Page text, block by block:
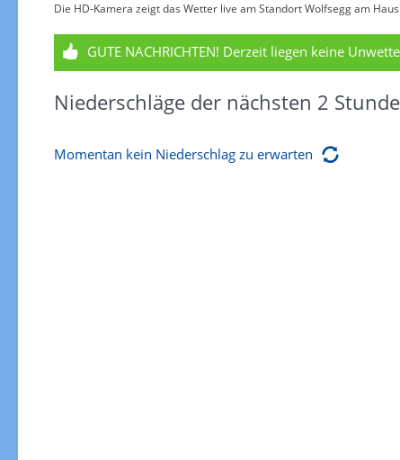
Die HD-Kamera zeigt das Wetter live am Standort Wolfsegg am
GUTE NACHRICHTEN! Derzeit liegen keine
Niederschläge der nächsten 2
Momentan kein Niederschlag zu erwarten